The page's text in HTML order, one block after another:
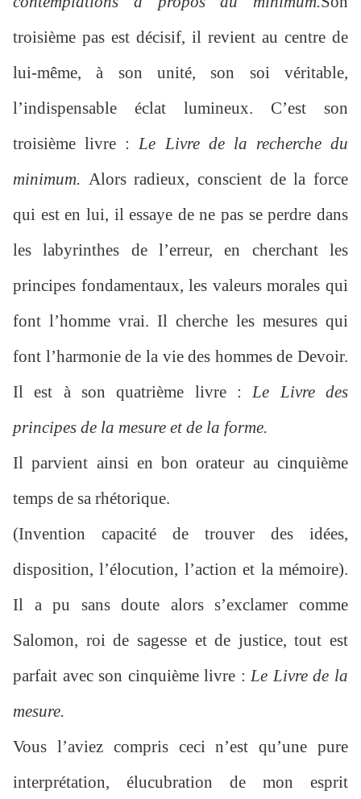
troisième pas est décisif, il revient au centre de
lui-même, à son unité, son soi véritable,
l’indispensable éclat lumineux. C’est son
troisième livre :Le Livre de la recherche du
minimum. Alors radieux, conscient de la force
qui est en lui, il essaye de ne pas se perdre dans
les labyrinthes de l’erreur, en cherchant les
principes fondamentaux, les valeurs morales qui
font l’homme vrai. Il cherche les mesures qui
font l’harmonie de la vie des hommes de Devoir.
Il est à son quatrième livre :Le Livre des
principes de la mesure et de la forme.
Il parvient ainsi en bon orateur au cinquième
temps de sa rhétorique.
(Invention capacité de trouver des idées,
disposition, l’élocution, l’action et la mémoire).
Il a pu sans doute alors s’exclamer comme
Salomon, roi de sagesse et de justice, tout est
parfait avec son cinquième livre :Le Livre de la
mesure.
Vous l’aviez compris ceci n’est qu’une pure
interprétation, élucubration de mon esprit